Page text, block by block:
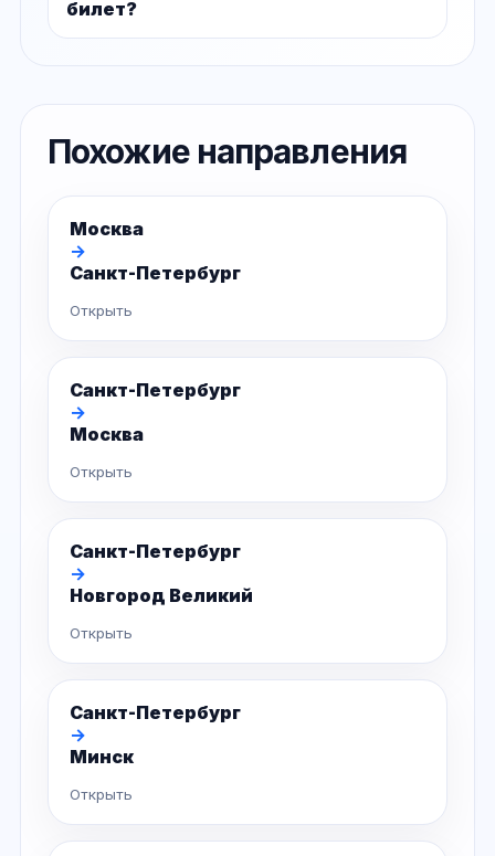
билет?
Похожие направления
Москва
→
Санкт-Петербург
Открыть
Санкт-Петербург
→
Москва
Открыть
Санкт-Петербург
→
Новгород Великий
Открыть
Санкт-Петербург
→
Минск
Открыть